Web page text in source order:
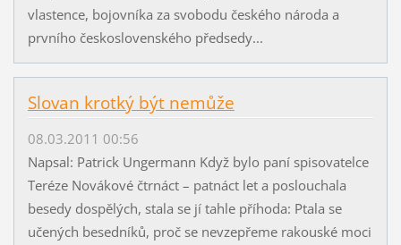
vlastence, bojovníka za svobodu českého národa a
prvního československého předsedy...
Slovan krotký být nemůže
08.03.2011 00:56
Napsal: Patrick Ungermann Když bylo paní spisovatelce
Teréze Novákové čtrnáct – patnáct let a poslouchala
besedy dospělých, stala se jí tahle příhoda: Ptala se
učených besedníků, proč se nevzepřeme rakouské moci